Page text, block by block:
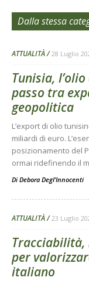
Dalla stessa
ATTUALITÀ 28 Luglio
Tunisia,
passo tra
geopolitica
L’export di olio
miliardi di euro.
posizionamento del
ormai ridefinendo il
Di Debora Degl’Innocenti
ATTUALITÀ 23 Luglio
per
italiano